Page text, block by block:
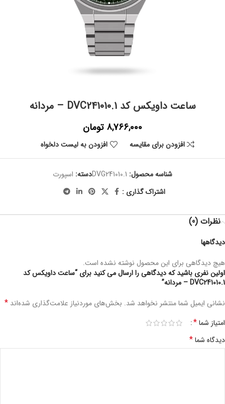
ساعت داویکس کد DVC241010.1 – مردانه
8,766,000 تومان
افزودن برای مقایسه افزودن به لیست دلخواه
شناسه محصول: DVG241010.1دسته: اسپورت
اشتراک گذاری :
نظرات (0)
دیدگاهها
هیچ دیدگاهی برای این محصول نوشته نشده است.
اولین نفری باشید که دیدگاهی را ارسال می کنید برای “ساعت داویکس کد
DVC241010.1 – مردانه”
نشانی ایمیل شما منتشر نخواهد شد. بخش‌های موردنیاز علامت‌گذاری شده‌اند *
امتیاز شما*
دیدگاه شما*